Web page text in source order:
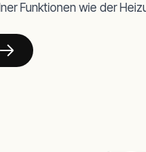
Funktionen wie der